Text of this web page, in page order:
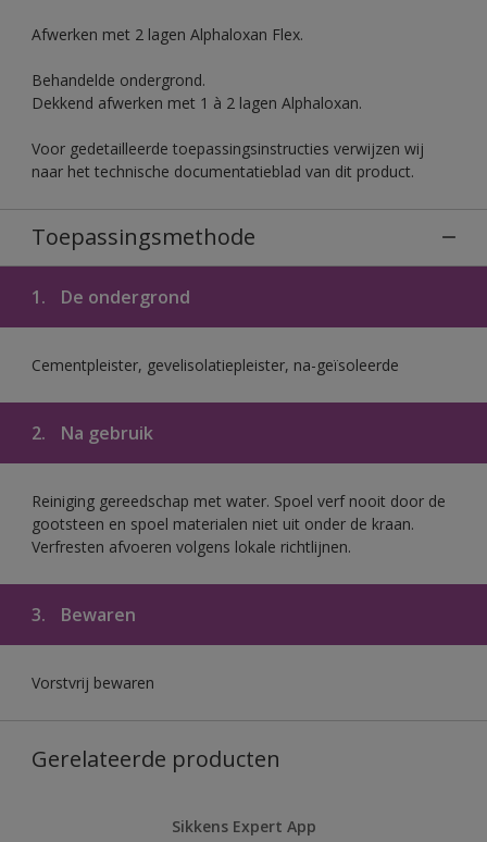
Afwerken met 2 lagen Alphaloxan Flex.
Behandelde ondergrond.
Dekkend afwerken met 1 à 2 lagen Alphaloxan.
Voor gedetailleerde toepassingsinstructies verwijzen wij
naar het technische documentatieblad van dit product.
Toepassingsmethode
1. De ondergrond
Cementpleister, gevelisolatiepleister, na-geïsoleerde
2. Na gebruik
Reiniging gereedschap met water. Spoel verf nooit door de
gootsteen en spoel materialen niet uit onder de kraan.
Verfresten afvoeren volgens lokale richtlijnen.
3. Bewaren
Vorstvrij bewaren
Gerelateerde producten
Sikkens Expert App